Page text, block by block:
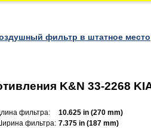
фильтр в штатное место
K&N 33-2268
фильтра:
10.625 in (270 mm)
фильтра: 7.375 in (187 mm)